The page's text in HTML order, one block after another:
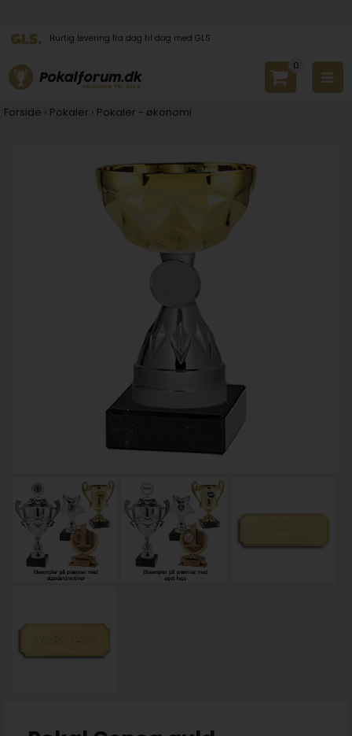
Hurtig levering fra dag til dag med GLS
0
Forside › Pokaler › Pokaler - økonomi